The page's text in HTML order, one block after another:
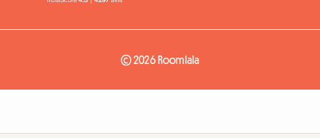
© 2026 Roomlala